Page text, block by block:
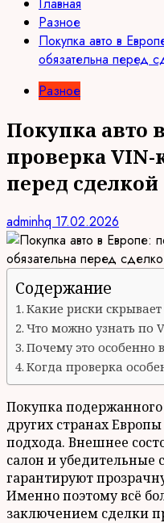
Разное
Покупка авто в
обязательна перед
Разное
Покупка авто
проверка VIN-
перед сделкой
adminhq 17.02.2026
Содержание
Какие риски
Что можно узнать по
Почему это особенно
Когда проверка
Покупка
других странах
подхода. Внешнее
салон и убедительные
гарантируют
Именно поэтому всё
заключением сделки